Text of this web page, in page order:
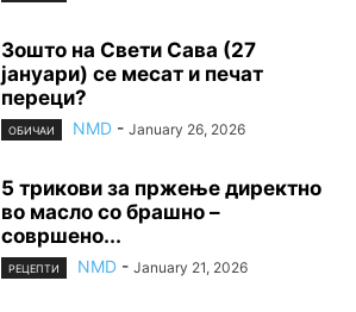
Зошто на Свети Сава (27
јануари) се месат и печат
переци?
ОБИЧАИ NMD - January 26, 2026
5 трикови за пржење директно
во масло со брашно –
совршено...
РЕЦЕПТИ NMD - January 21, 2026